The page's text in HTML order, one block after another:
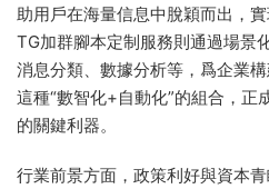
助用戶在海量信息中脫穎而出，
TG加群腳本定制服務則通過場景
消息分類、數據分析等，爲企業構
這種“數智化+自動化”的組合，正
的關鍵利器。
行業前景方面，政策利好與資本